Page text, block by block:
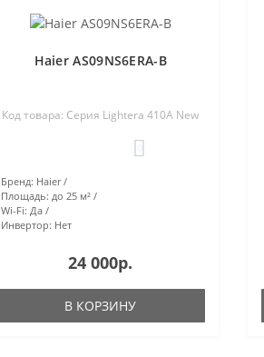
Haier AS09NS6ERA-B
Код товара: Серия Lightera 410A New
Бренд: Haier
Площадь: до 25 м²
Wi-Fi: Да
Инвертор: Нет
24 000р.
В КОРЗИНУ